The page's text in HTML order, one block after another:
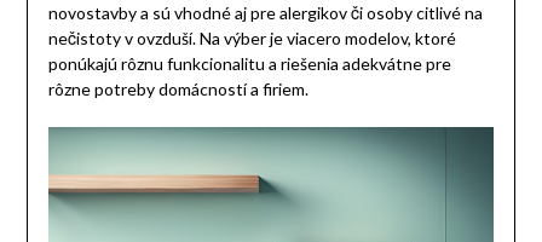
novostavby a sú vhodné aj pre alergikov či osoby citlivé na
nečistoty v ovzduší. Na výber je viacero modelov, ktoré
ponúkajú rôznu funkcionalitu a riešenia adekvátne pre
rôzne potreby domácností a firiem.